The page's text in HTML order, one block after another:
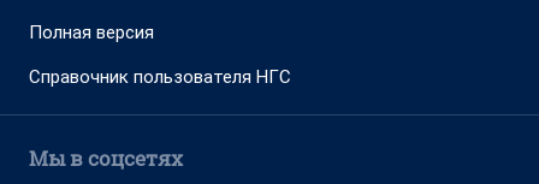
Полная версия
Справочник пользователя НГС
Мы в соцсетях